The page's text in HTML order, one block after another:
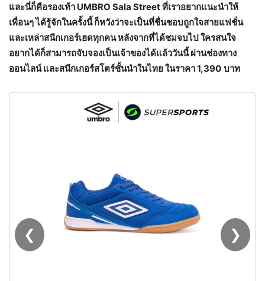
และนี่ก็คือรองเท้า UMBRO Sala Street ที่เราอยากแนะนำให้
เพื่อนๆ ได้รู้จักในครั้งนี้ ก็หวังว่าจะเป็นที่ชื่นชอบถูกใจสายแฟชั่น
และเหล่าสนีกเกอร์เฮดทุกคน หลังจากที่ได้ชมจบไป ใครสนใจ
อยากได้ก็สามารถจับจองเป็นเจ้าของได้แล้ววันนี้ ผ่านช่องทาง
ออนไลน์ และสนีกเกอร์สโตร์ชั้นนำในไทย ในราคา 1,390 บาท
❮ ❯